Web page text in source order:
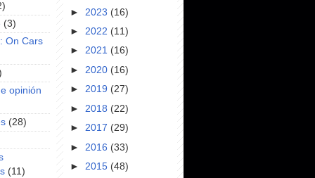
(3)
On Cars
opinión
(28)
(11)
► 2023 (16)
► 2022 (11)
► 2021 (16)
► 2020 (16)
► 2019 (27)
► 2018 (22)
► 2017 (29)
► 2016 (33)
► 2015 (48)